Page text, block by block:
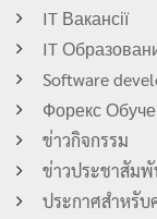
IT Вакансії
IT
Software
Форекс
ข่าวกิจกรรม
ข่าวประชาสัม
ประกาศสำหรับ